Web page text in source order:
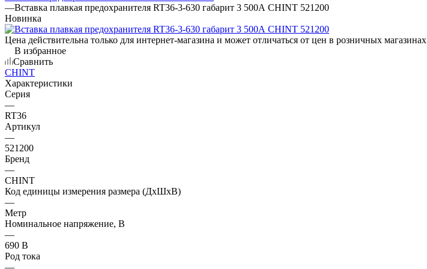
—Вставка плавкая предохранителя RT36-3-630 габарит 3 500А CHINT 521200
Новинка
Цена действительна только для интернет-магазина и может отличаться от цен в розничных магазинах
В избранное
Сравнить
CHINT
Характеристики
Серия
—
RT36
Артикул
—
521200
Бренд
—
CHINT
Код единицы измерения размера (ДхШхВ)
—
Метр
Номинальное напряжение, В
—
690 В
Род тока
—